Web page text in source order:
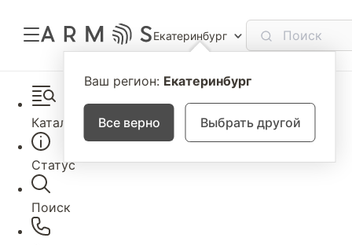
Екатеринбург
Ваш регион: Екатеринбург
Все верно Выбрать другой
Каталог
Статус
Поиск